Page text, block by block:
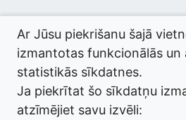
© 2026 termini.gov.lv. Izstrādātājs:
Ar Jūsu piekrišanu šajā
izmantotas funkcionālās un
statistikās sīkdatnes.
Ja piekrītat šo sīkdatņu
atzīmējiet savu izvēli: